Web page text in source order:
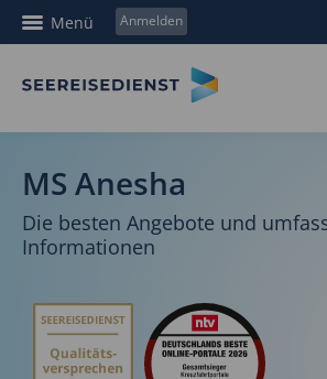
Menü Anmelden
MS Anesha
Die besten Angebote und
Informationen